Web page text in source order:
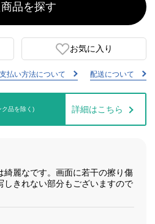
品を探す
お気に入り
払い方法について 配送について
ク品を除く) 詳細はこちら
綺麗なです。画面に若干の擦り傷
しきれない部分もございますので